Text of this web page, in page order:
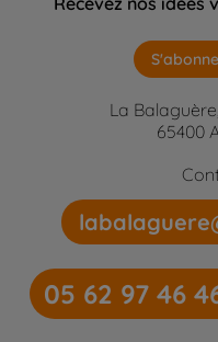
La
65400
05 62 97 46